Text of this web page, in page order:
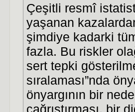
Çeşitli resmî
yaşanan
şimdiye kadarki
fazla. Bu riskler
sert tepki
sıralaması”nda
önyargının bir
çağrıştırması, bir